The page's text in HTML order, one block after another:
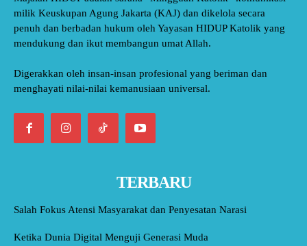
milik Keuskupan Agung Jakarta (KAJ) dan dikelola secara
penuh dan berbadan hukum oleh Yayasan HIDUP Katolik yang
mendukung dan ikut membangun umat Allah.
Digerakkan oleh insan-insan profesional yang beriman dan
menghayati nilai-nilai kemanusiaan universal.
TERBARU
Salah Fokus Atensi Masyarakat dan Penyesatan Narasi
Ketika Dunia Digital Menguji Generasi Muda